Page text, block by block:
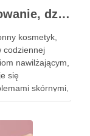
Maść z witaminą A – zastosowanie, działanie i bezpieczeństwo stosowania
kosmetyk,
codziennej
nawilżającym,
się
skórnymi,
Jej działanie